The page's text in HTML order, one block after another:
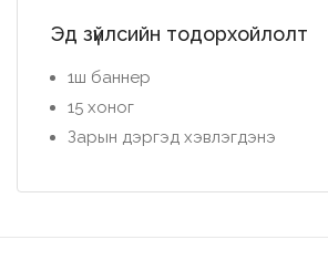
Эд зүйлсийн тодорхойлолт
1ш баннер
15 хоног
Зарын дэргэд хэвлэгдэнэ